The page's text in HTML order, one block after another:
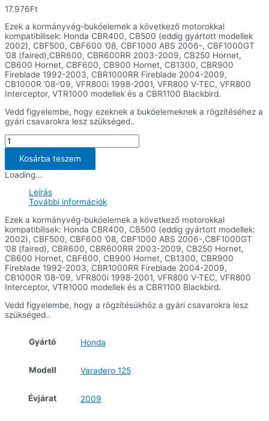
17.976Ft
Ezek a kormányvég-bukóelemek a következő motorokkal
kompatibilisek: Honda CBR400, CB500 (eddig gyártott modellek
2002), CBF500, CBF600 ’08, CBF1000 ABS 2006-, CBF1000GT
’08 (faired),CBR600, CBR600RR 2003-2009, CB250 Hornet,
CB600 Hornet, CBF600, CB900 Hornet, CB1300, CBR900
Fireblade 1992-2003, CBR1000RR Fireblade 2004-2009,
CB1000R ’08-’09, VFR800i 1998-2001, VFR800 V-TEC, VFR800
Interceptor, VTR1000 modellek és a CBR1100 Blackbird.
Vedd figyelembe, hogy ezeknek a bukóelemeknek a rögzítéséhez a
gyári csavarokra lesz szükséged..
Kormányvég
bukógombák
Most
Honda
Motorcycles
mennyiség
Kosárba teszem
Loading...
Leírás
További információk
Ezek a kormányvég-bukóelemek a következő motorokkal
kompatibilisek: Honda CBR400, CB500 (eddig gyártott modellek:
2002), CBF500, CBF600 ’08, CBF1000 ABS 2006-,CBF1000GT
’08 (faired), CBR600, CBR600RR 2003-2009, CB250 Hornet,
CB600 Hornet, CBF600, CB900 Hornet, CB1300, CBR900
Fireblade 1992-2003, CBR1000RR Fireblade 2004-2009,
CB1000R ’08-’09, VFR800i 1998-2001, VFR800 V-TEC, VFR800
Interceptor, VTR1000 modellek és a CBR1100 Blackbird.
Vedd figyelembe, hogy a rögzítésükhöz a gyári csavarokra lesz
szükséged..
Gyártó Honda
Modell Varadero 125
Évjárat 2009